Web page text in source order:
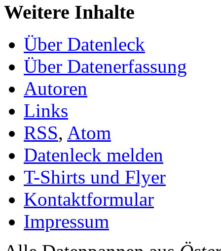
Weitere Inhalte
Über Datenleck
Über Datenerfassung
Autoren
Links
RSS, Atom
Datenleck melden
T-Shirts und Flyer
Kontaktformular
Impressum